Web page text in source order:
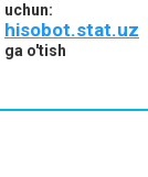
uchun:
hisobot.stat.uz
ga o'tish